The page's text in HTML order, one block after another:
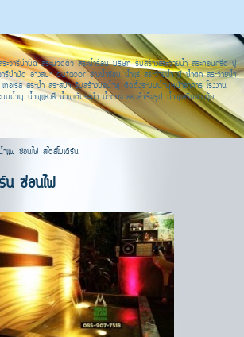
ะวารีบำบัด สระนวดตัว สระน้ำร้อน บริษัท รับสร้างสระว่ายน้ำ สระคอนกรีต ปู
ารีบำบัด อ่างสปา outdoor อ่างน้ำร้อน น้ำแร่ สระว่ายน้ำ มี น้ำตก สระว่ายน้ำ
อเรส สระน้ำ สระสปา รับสร้างบ่อน้ำพุ ติดตั้งระบบน้ำพุหน้าอาคาร โรงงาน
บน้ำพุ น้ำพุแสงสี น้ำพุเต้นระบำ น้ำตกจำลองสำเร็จรูป น้ำพุเสริมฮวงจุ้ย
แพ ซ่อนไฟ สไตส์โมเดิร์น
น ซ่อนไฟ